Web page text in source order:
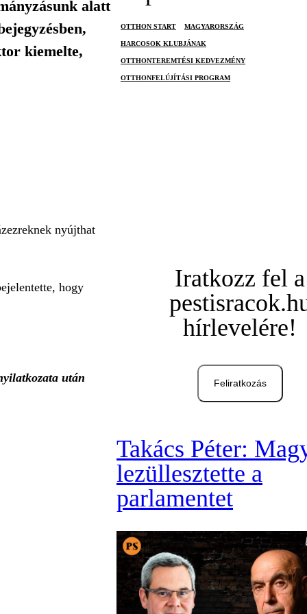
alatt
kiemelte,
nyújthat
hogy
után
OTTHON START MAGYARORSZÁG
HARCOSOK KLUBJÁNAK
OTTHONTEREMTÉSI KEDVEZMÉNY
OTTHONFELÚJÍTÁSI PROGRAM
Iratkozz fel a
hírlevelére!
Feliratkozás
Takács Péter:
lezüllesztette a
parlamentet